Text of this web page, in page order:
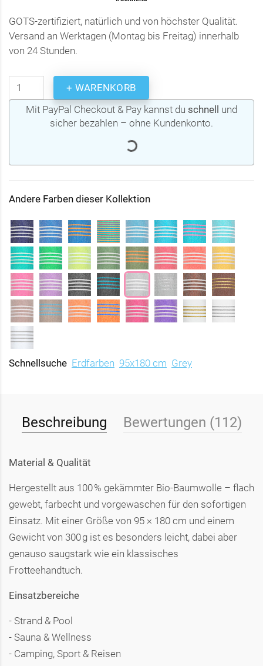
GOTS-zertifiziert, natürlich und von höchster Qualität.
Versand an Werktagen (Montag bis Freitag) innerhalb
von 24 Stunden.
+ WARENKORB
Mit PayPal Checkout & Pay kannst du schnell
und
sicher bezahlen – ohne Kundenkonto.
Andere Farben dieser Kollektion
Schnellsuche Erdfarben 95x180 cm Grey
Beschreibung Bewertungen (112)
Material & Qualität
Hergestellt aus 100 % gekämmter Bio-Baumwolle – flach
gewebt, farbecht und vorgewaschen für den sofortigen
Einsatz. Mit einer Größe von 95 × 180 cm und einem
Gewicht von 300 g ist es besonders leicht, dabei aber
genauso saugstark wie ein klassisches
Frotteehandtuch.
Einsatzbereiche
- Strand & Pool
- Sauna & Wellness
- Camping, Sport & Reisen